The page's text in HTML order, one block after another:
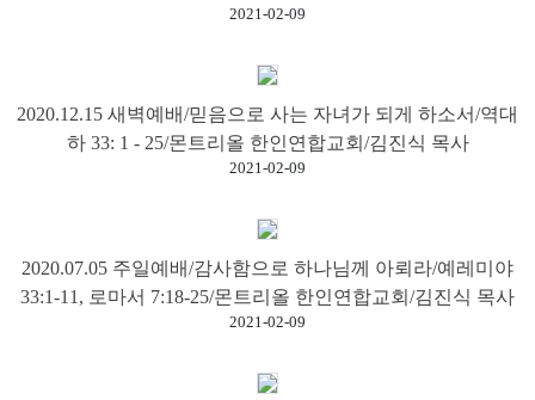
양
그
램
2021-02-09
2020.12.15 새벽예배/믿음으로 사는 자녀가 되게 하소서/역대
하 33: 1 - 25/몬트리올 한인연합교회/김진식 목사
2021-02-09
2020.07.05 주일예배/감사함으로 하나님께 아뢰라/예레미야
33:1-11, 로마서 7:18-25/몬트리올 한인연합교회/김진식 목사
2021-02-09